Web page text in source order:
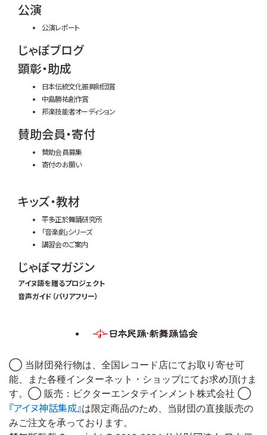
公演
公演レポート
じゃぽブログ
顕彰・助成
日本伝統文化振興財団賞
中島勝祐創作賞
邦楽技能者オーディション
賛助会員・寄付
賛助会員募集
寄付のお願い
キッズ・教材
平多正於舞踊研究所
「音楽劇」シリーズ
講習会のご案内
じゃぽマガジン
アイヌ語を贈るプロジェクト
音声ガイド（バリアフリー）
◯ 当財団発行物は、全国レコード店にてお取り寄せ可
能、また各種インターネット・ショップにてお求め頂けま
す。◯ 販売：ビクターエンタテインメント株式会社 ◯
『アイヌ神話集成』は限定商品のため、当財団の直接販売の
みご注文を承っております。